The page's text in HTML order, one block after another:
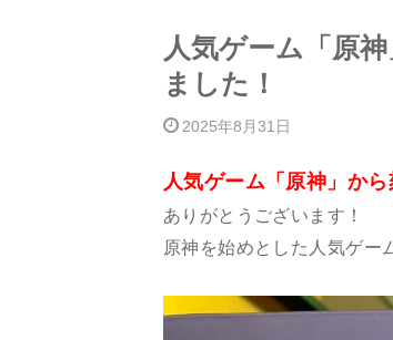
人気ゲーム「原
ました！
2025年8月31日
人気ゲーム「原神」か
ありがとうございます！
原神を始めとした人気ゲー